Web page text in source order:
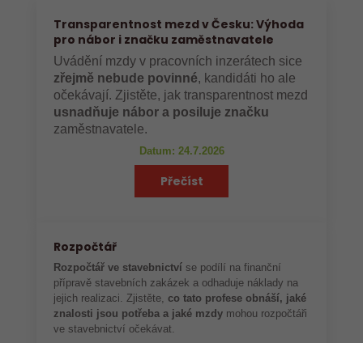
Transparentnost mezd v Česku: Výhoda
pro nábor i značku zaměstnavatele
Uvádění mzdy v pracovních inzerátech sice
zřejmě nebude povinné, kandidáti ho ale
očekávají. Zjistěte, jak transparentnost mezd
usnadňuje nábor a posiluje značku
zaměstnavatele.
Datum: 24.7.2026
Přečíst
Rozpočtář
Rozpočtář ve stavebnictví se podílí na finanční
přípravě stavebních zakázek a odhaduje náklady na
jejich realizaci. Zjistěte,co tato profese obnáší, jaké
znalosti jsou potřeba a jaké mzdy mohou rozpočtáři
ve stavebnictví očekávat.